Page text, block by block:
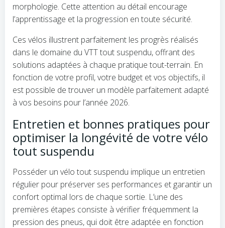
morphologie. Cette attention au détail encourage
l’apprentissage et la progression en toute sécurité.
Ces vélos illustrent parfaitement les progrès réalisés
dans le domaine du VTT tout suspendu, offrant des
solutions adaptées à chaque pratique tout-terrain. En
fonction de votre profil, votre budget et vos objectifs, il
est possible de trouver un modèle parfaitement adapté
à vos besoins pour l’année 2026.
Entretien et bonnes pratiques pour
optimiser la longévité de votre vélo
tout suspendu
Posséder un vélo tout suspendu implique un entretien
régulier pour préserver ses performances et garantir un
confort optimal lors de chaque sortie. L’une des
premières étapes consiste à vérifier fréquemment la
pression des pneus, qui doit être adaptée en fonction